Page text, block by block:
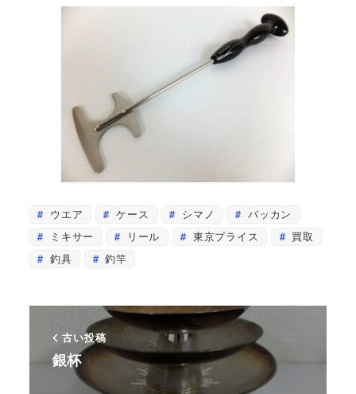
ウエア ケース シマノ
バッカン
ミキサー
リール 東京プライス
買取
釣具
釣竿
古い投稿
銀杯